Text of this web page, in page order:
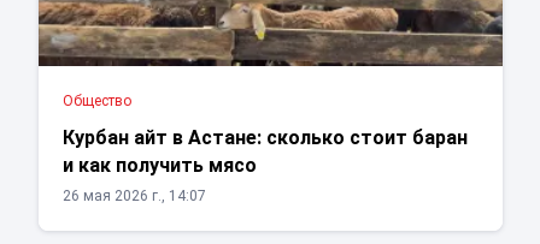
Общество
Курбан айт в Астане: сколько стоит баран
и как получить мясо
26 мая 2026 г., 14:07